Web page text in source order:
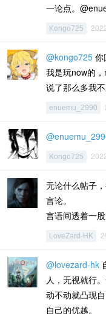
一论点。
Kongo725
@kongo725 你
我是玩now的
说了那么多我
enuemu_2990
Kongo725
无论什么帖子
言论。
言语间透着一
LoveZard-HK
@lovezard-hk
人，无视就行
动不动就凸现
自己的优越。